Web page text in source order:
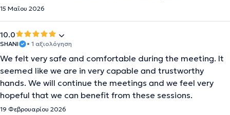
15 Μαΐου 2026
10.0
SHANI • 1 αξιολόγηση
We felt very safe and comfortable during the meeting. It
seemed like we are in very capable and trustworthy
hands. We will continue the meetings and we feel very
hopeful that we can benefit from these sessions.
19 Φεβρουαρίου 2026